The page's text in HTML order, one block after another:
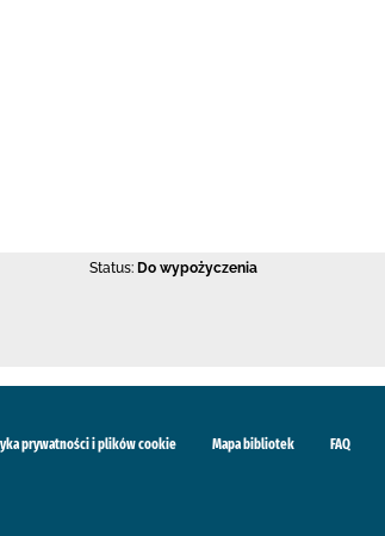
Status: Do wypożyczenia
prywatności i plików cookie Mapa bibliotek FAQ